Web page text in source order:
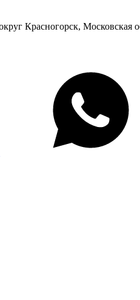
Красногорск, Московская